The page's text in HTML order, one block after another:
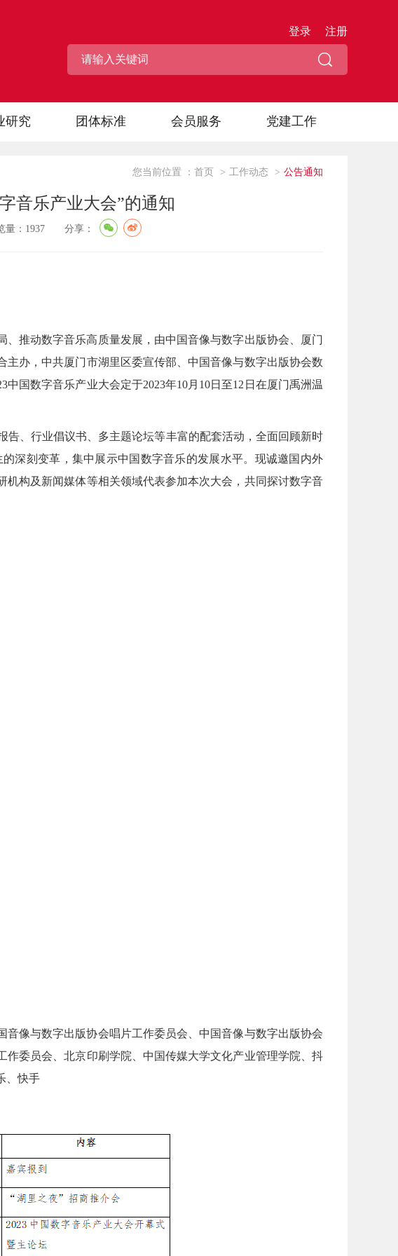
登录 注册
研究 团体标准 会员服务 党建工作
您当前位置 ： 首页 > 工作动态 > 公告通知
音乐产业大会”的通知
： 1937 分享：
推动数字音乐高质量发展，由中国音像与数字出版协会、厦门
办，中共厦门市湖里区委宣传部、中国音像与数字出版协会数
国数字音乐产业大会定于2023年10月10日至12日在厦门禹洲温
告、行业倡议书、多主题论坛等丰富的配套活动，全面回顾新时
深刻变革，集中展示中国数字音乐的发展水平。现诚邀国内外
构及新闻媒体等相关领域代表参加本次大会，共同探讨数字音
像与数字出版协会唱片工作委员会、中国音像与数字出版协会
委员会、北京印刷学院、中国传媒大学文化产业管理学院、抖
、快手